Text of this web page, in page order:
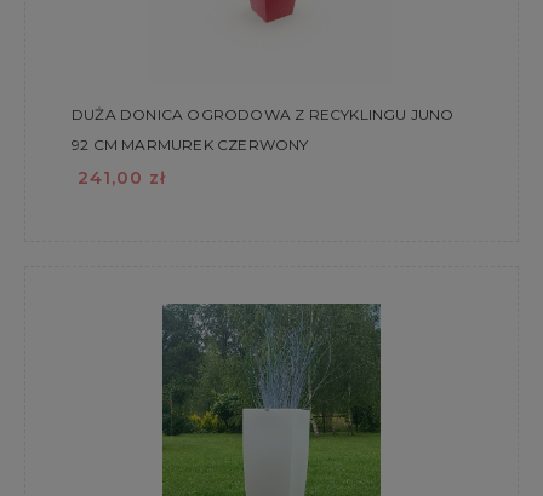
DUŻA DONICA OGRODOWA Z RECYKLINGU JUNO
92 CM MARMUREK CZERWONY
241,00 zł